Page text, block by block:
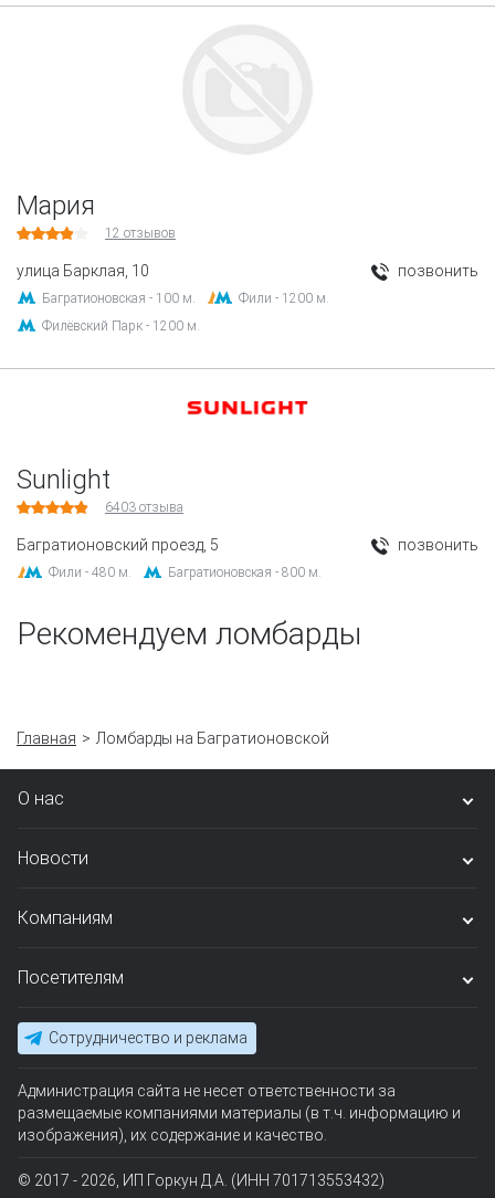
Мария
12 отзывов
позвонить
улица Барклая, 10
Багратионовская - 100 м.
Фили - 1200 м.
Филёвский Парк - 1200 м.
Sunlight
6403 отзыва
позвонить
Багратионовский проезд, 5
Фили - 480 м. Багратионовская - 800 м.
Рекомендуем ломбарды
Главная Ломбарды на Багратионовской
О нас
Новости
Компаниям
Посетителям
Сотрудничество и реклама
Администрация сайта не несет ответственности за
размещаемые компаниями материалы (в т.ч. информацию и
изображения), их содержание и качество.
© 2017 - 2026, ИП Горкун Д.А. (ИНН 701713553432)